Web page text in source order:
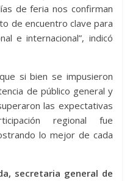
de feria nos confirman
de encuentro clave para
e internacional”, indicó
si bien se impusieron
de público general y
las expectativas
regional fue
lo mejor de cada
secretaria general de